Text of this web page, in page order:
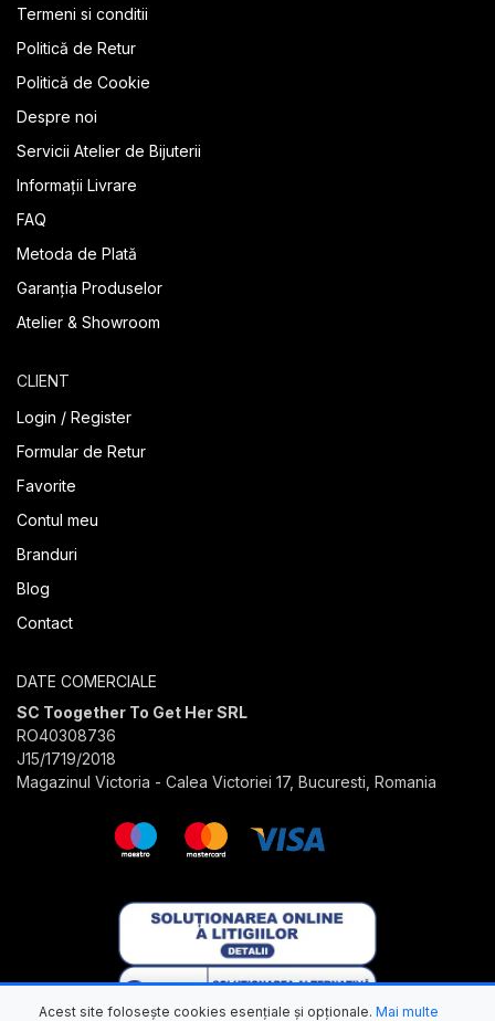
Termeni si conditii
Politică de Retur
Politică de Cookie
Despre noi
Servicii Atelier de Bijuterii
Informații Livrare
FAQ
Metoda de Plată
Garanția Produselor
Atelier & Showroom
CLIENT
Login / Register
Formular de Retur
Favorite
Contul meu
Branduri
Blog
Contact
DATE COMERCIALE
SC Toogether To Get Her SRL
RO40308736
J15/1719/2018
Magazinul Victoria - Calea Victoriei 17, Bucuresti, Romania
Acest site folosește cookies esențiale și opționale. Mai multe